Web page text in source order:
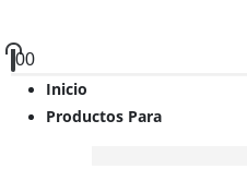
00
Inicio
Productos Para